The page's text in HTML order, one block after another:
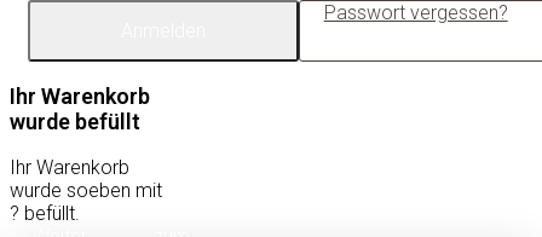
Passwort vergessen?
Ihr Warenkorb
wurde befüllt
Ihr Warenkorb
wurde soeben mit
? befüllt.